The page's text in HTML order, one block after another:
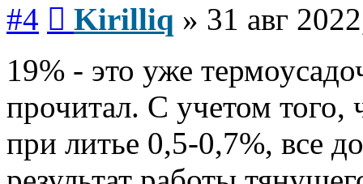
#4 Kirilliq » 31 авг
19% - это уже
прочитал. С учетом того,
при литье 0,5-0,7%, все